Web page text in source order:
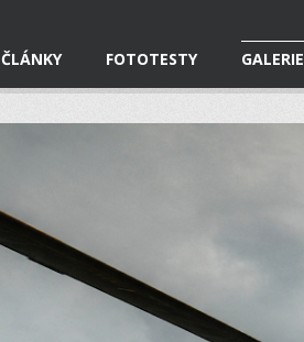
ČLÁNKY FOTOTESTY GALERIE